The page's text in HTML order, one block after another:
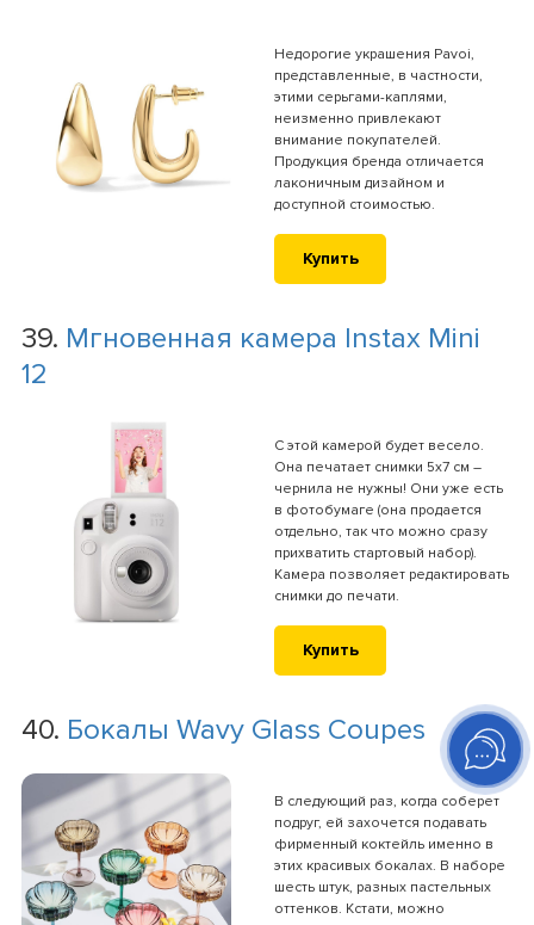
представленные, в частности,
этими серьгами-каплями,
неизменно привлекают
внимание покупателей.
Продукция бренда отличается
лаконичным дизайном и
доступной стоимостью.
39. Мгновенная камера Instax Mini
12
Она печатает снимки 5х7 см –
чернила не нужны! Они уже есть
в фотобумаге (она продается
отдельно, так что можно сразу
прихватить стартовый набор).
Камера позволяет редактировать
снимки до печати.
40. Бокалы Wavy Glass Coupes
В следующий раз, когда соберет
подруг, ей захочется подавать
фирменный коктейль именно в
этих красивых бокалах. В наборе
шесть штук, разных пастельных
оттенков. Кстати, можно
использовать и для десерта.